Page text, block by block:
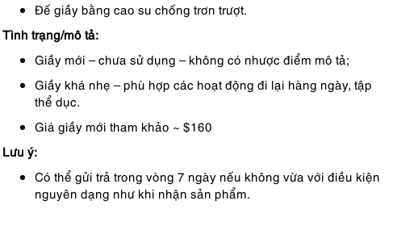
Đế giầy bằng cao su chống trơn trượt.
Tình trạng/mô tả:
Giầy mới – chưa sử dụng – không có nhược điểm mô tả;
Giầy khá nhẹ – phù hợp các hoạt động đi lại hàng ngày, tập
thể dục.
Giá giầy mới tham khảo ~ $160
Lưu ý:
Có thể gửi trả trong vòng 7 ngày nếu không vừa với điều kiện
nguyên dạng như khi nhận sản phẩm.